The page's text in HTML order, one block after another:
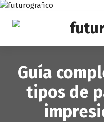
S
a
Guía
tipos de